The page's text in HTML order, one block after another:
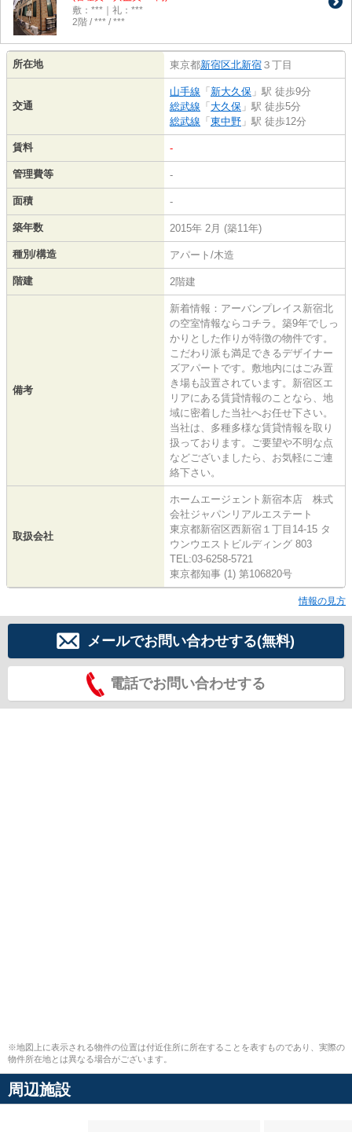
敷：***｜礼：***
2階 / *** / ***
所在地 東京都新宿区北新宿 ３丁目
交通
山手線 「 新大久保 」駅 徒歩9分
総武線 「 大久保 」駅 徒歩5分
総武線 「 東中野 」駅 徒歩12分
賃料 -
管理費等 -
面積 -
築年数 2015年 2月 (築11年)
種別/構造 アパート/木造
階建 2階建
備考
新着情報：アーバンプレイス新宿北
の空室情報ならコチラ。築9年でしっ
かりとした作りが特徴の物件です。
こだわり派も満足できるデザイナー
ズアパートです。敷地内にはごみ置
き場も設置されています。新宿区エ
リアにある賃貸情報のことなら、地
域に密着した当社へお任せ下さい。
当社は、多種多様な賃貸情報を取り
扱っております。ご要望や不明な点
などございましたら、お気軽にご連
絡下さい。
取扱会社
ホームエージェント新宿本店 株式
会社ジャパンリアルエステート
東京都新宿区西新宿１丁目14-15 タ
ウンウエストビルディング 803
TEL:03-6258-5721
東京都知事 (1) 第106820号
情報の見方
メールでお問い合わせする(無料)
電話でお問い合わせする
※地図上に表示される物件の位置は付近住所に所在することを表すものであり、実際の
物件所在地とは異なる場合がございます。
周辺施設